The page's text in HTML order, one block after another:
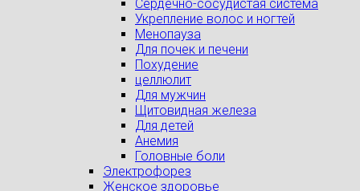
Сердечно-сосудистая система
Укрепление волос и ногтей
Менопауза
Для почек и печени
Похудение
целлюлит
Для мужчин
Щитовидная железа
Для детей
Анемия
Головные боли
Электрофорез
Женское здоровье